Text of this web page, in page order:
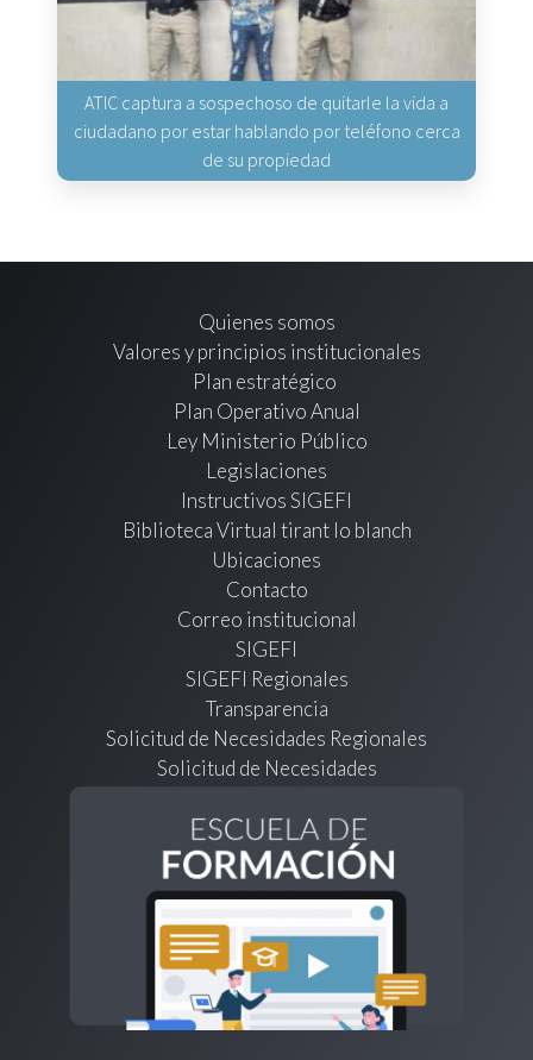
ATIC captura a sospechoso de quitarle la vida a
ciudadano por estar hablando por teléfono cerca
de su propiedad
Quienes somos
Valores y principios institucionales
Plan estratégico
Plan Operativo Anual
Ley Ministerio Público
Legislaciones
Instructivos SIGEFI
Biblioteca Virtual tirant lo blanch
Ubicaciones
Contacto
Correo institucional
SIGEFI
SIGEFI Regionales
Transparencia
Solicitud de Necesidades Regionales
Solicitud de Necesidades